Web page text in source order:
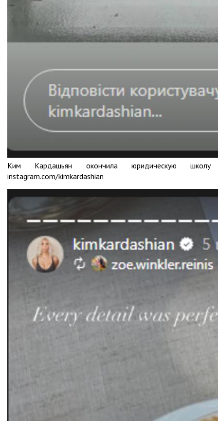
Ким Кардашьян окончила юридическую школу
instagram.com/kimkardashian